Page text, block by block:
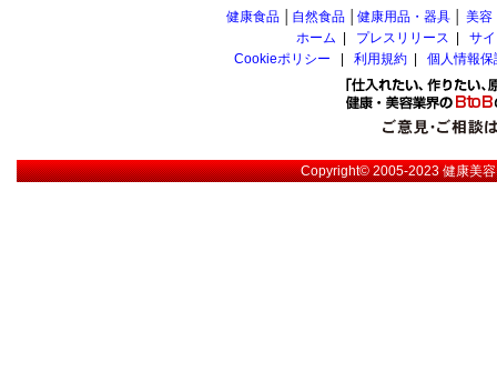
健康食品 自然食品 健康用品・器具 美容
ホーム
プレスリリース
サ
Cookieポリシー
利用規約 個人情報
Copyright© 2005-2023健康美